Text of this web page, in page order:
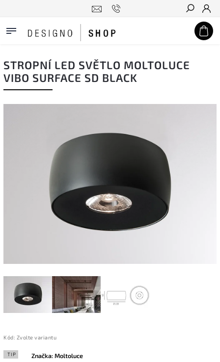
Hledat
STROPNÍ LED SVĚTLO MOLTOLUCE
VIBO SURFACE SD BLACK
Kód: Zvolte variantu
TIP Značka:Moltoluce